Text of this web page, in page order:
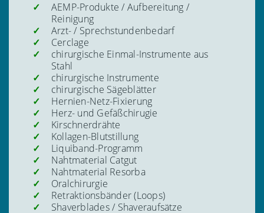
AEMP-Produkte / Aufbereitung /
Reinigung
Arzt- / Sprechstundenbedarf
Cerclage
chirurgische Einmal-Instrumente aus
Stahl
chirurgische Instrumente
chirurgische Sägeblätter
Hernien-Netz-Fixierung
Herz- und Gefäßchirugie
Kirschnerdrähte
Kollagen-Blutstillung
Liquiband-Programm
Nahtmaterial Catgut
Nahtmaterial Resorba
Oralchirurgie
Retraktionsbänder (Loops)
Shaverblades / Shaveraufsätze